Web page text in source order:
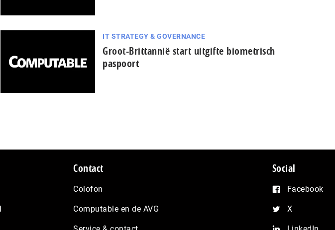
IT STRATEGY & GOVERNANCE
Groot-Brittannië start uitgifte biometrisch
paspoort
Contact
Colofon
Computable en de AVG
Social
Facebook
X